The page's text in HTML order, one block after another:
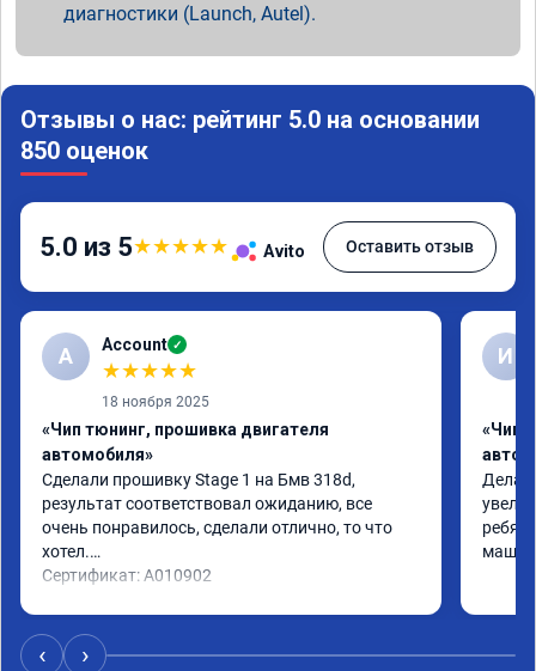
диагностики (Launch, Autel).
Отзывы о нас: рейтинг 5.0 на основании
850 оценок
5.0 из 5★★★★★ Avito Оставить отзыв
A Account ✓
★★★★★
18 ноября 2025
«Чип тюнинг, прошивка двигателя
автомобиля»
Сделали прошивку Stage 1 на Бмв 318d,
результат соответствовал ожиданию, все
очень понравилось, сделали отлично, то что
хотел.
Сертификат: A010902
И
«Чип
‹ ›